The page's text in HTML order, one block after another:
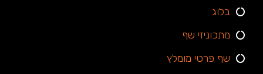
בלוג
מתכוניזי שף
שף פרטי מומלץ